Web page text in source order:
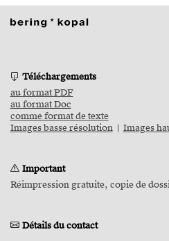
Téléchargements
au format PDF
au format Doc
comme format de texte
Images basse résolution| Images
Important
Réimpression gratuite, copie de
Détails du contact